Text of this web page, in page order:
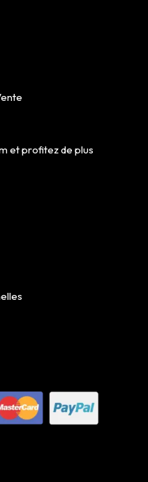
et profitez de plus